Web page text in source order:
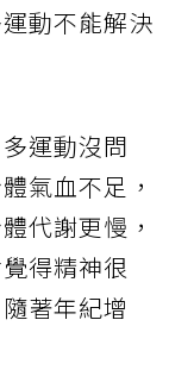
動不能解決
多運動沒問
氣血不足，
代謝更慢，
得精神很
著年紀增